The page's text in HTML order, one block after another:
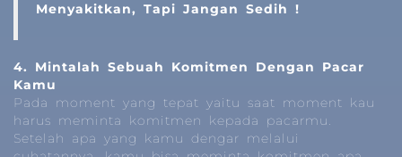
Menyakitkan, Tapi Jangan Sedih !
4. Mintalah Sebuah Komitmen Dengan Pacar
Kamu
Pada moment yang tepat yaitu saat moment kau
harus meminta komitmen kepada pacarmu.
Setelah apa yang kamu dengar melalui